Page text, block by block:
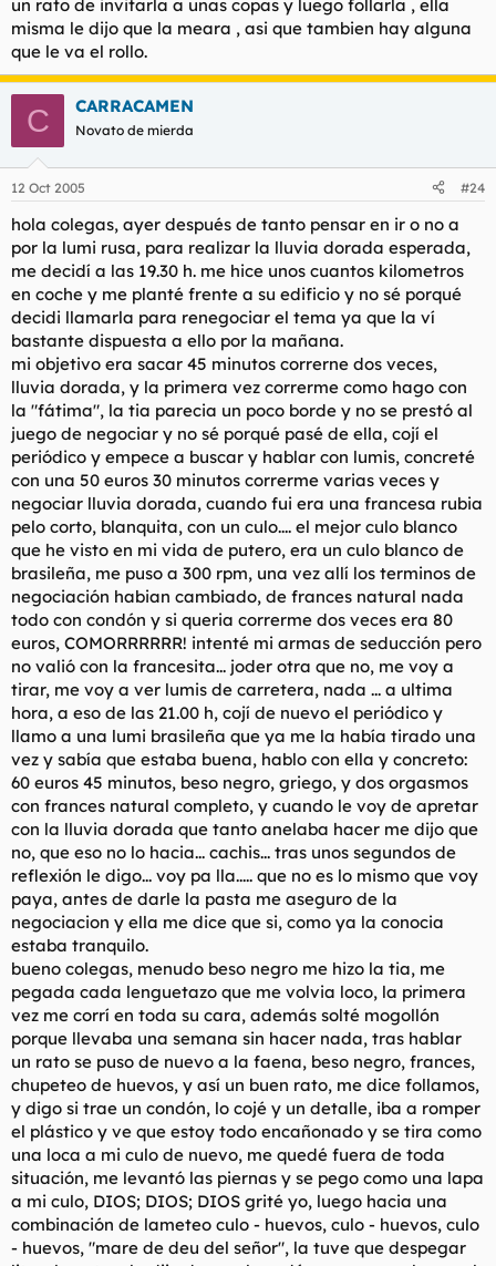
en fin, todo solucionado
)...
...además si lo hubieramos cerrado ahora nadie podría
responder a tus preguntas...
´Dentro del mundo de las putas y su entrono hay cosas mas
y menos agradables y en este foro estamos para hablar de
todo ello, por eso las opiniones tanto a favor como en contra
( la tuya) son positivas, siempre que se hagan desde el
respeto y el buen rollo...a veces no utilizamos bien la ironia
o el sarcasmo u otros no la sabemos interpretar...
...sigan adelante, porque creo que este hilo va pa largo... :D
un rato de invitarla a unas copas y luego follarla , ella
misma le dijo que la meara , asi que tambien hay alguna
que le va el rollo.
C CARRACAMEN
Novato de mierda
12 Oct 2005 #24
hola colegas, ayer después de tanto pensar en ir o no a
por la lumi rusa, para realizar la lluvia dorada esperada,
me decidí a las 19.30 h. me hice unos cuantos kilometros
en coche y me planté frente a su edificio y no sé porqué
decidi llamarla para renegociar el tema ya que la ví
bastante dispuesta a ello por la mañana.
mi objetivo era sacar 45 minutos correrne dos veces,
lluvia dorada, y la primera vez correrme como hago con
la "fátima", la tia parecia un poco borde y no se prestó al
juego de negociar y no sé porqué pasé de ella, cojí el
periódico y empece a buscar y hablar con lumis, concreté
con una 50 euros 30 minutos correrme varias veces y
negociar lluvia dorada, cuando fui era una francesa rubia
pelo corto, blanquita, con un culo.... el mejor culo blanco
que he visto en mi vida de putero, era un culo blanco de
brasileña, me puso a 300 rpm, una vez allí los terminos de
negociación habian cambiado, de frances natural nada
todo con condón y si queria correrme dos veces era 80
euros, COMORRRRRR! intenté mi armas de seducción pero
no valió con la francesita... joder otra que no, me voy a
tirar, me voy a ver lumis de carretera, nada ... a ultima
hora, a eso de las 21.00 h, cojí de nuevo el periódico y
llamo a una lumi brasileña que ya me la había tirado una
vez y sabía que estaba buena, hablo con ella y concreto:
60 euros 45 minutos, beso negro, griego, y dos orgasmos
con frances natural completo, y cuando le voy de apretar
con la lluvia dorada que tanto anelaba hacer me dijo que
no, que eso no lo hacia... cachis... tras unos segundos de
reflexión le digo... voy pa lla..... que no es lo mismo que voy
paya, antes de darle la pasta me aseguro de la
negociacion y ella me dice que si, como ya la conocia
estaba tranquilo.
bueno colegas, menudo beso negro me hizo la tia, me
pegada cada lenguetazo que me volvia loco, la primera
vez me corrí en toda su cara, además solté mogollón
porque llevaba una semana sin hacer nada, tras hablar
un rato se puso de nuevo a la faena, beso negro, frances,
chupeteo de huevos, y así un buen rato, me dice follamos,
y digo si trae un condón, lo cojé y un detalle, iba a romper
el plástico y ve que estoy todo encañonado y se tira como
una loca a mi culo de nuevo, me quedé fuera de toda
situación, me levantó las piernas y se pego como una lapa
a mi culo, DIOS; DIOS; DIOS grité yo, luego hacia una
combinación de lameteo culo - huevos, culo - huevos, culo
- huevos, "mare de deu del señor", la tuve que despegar